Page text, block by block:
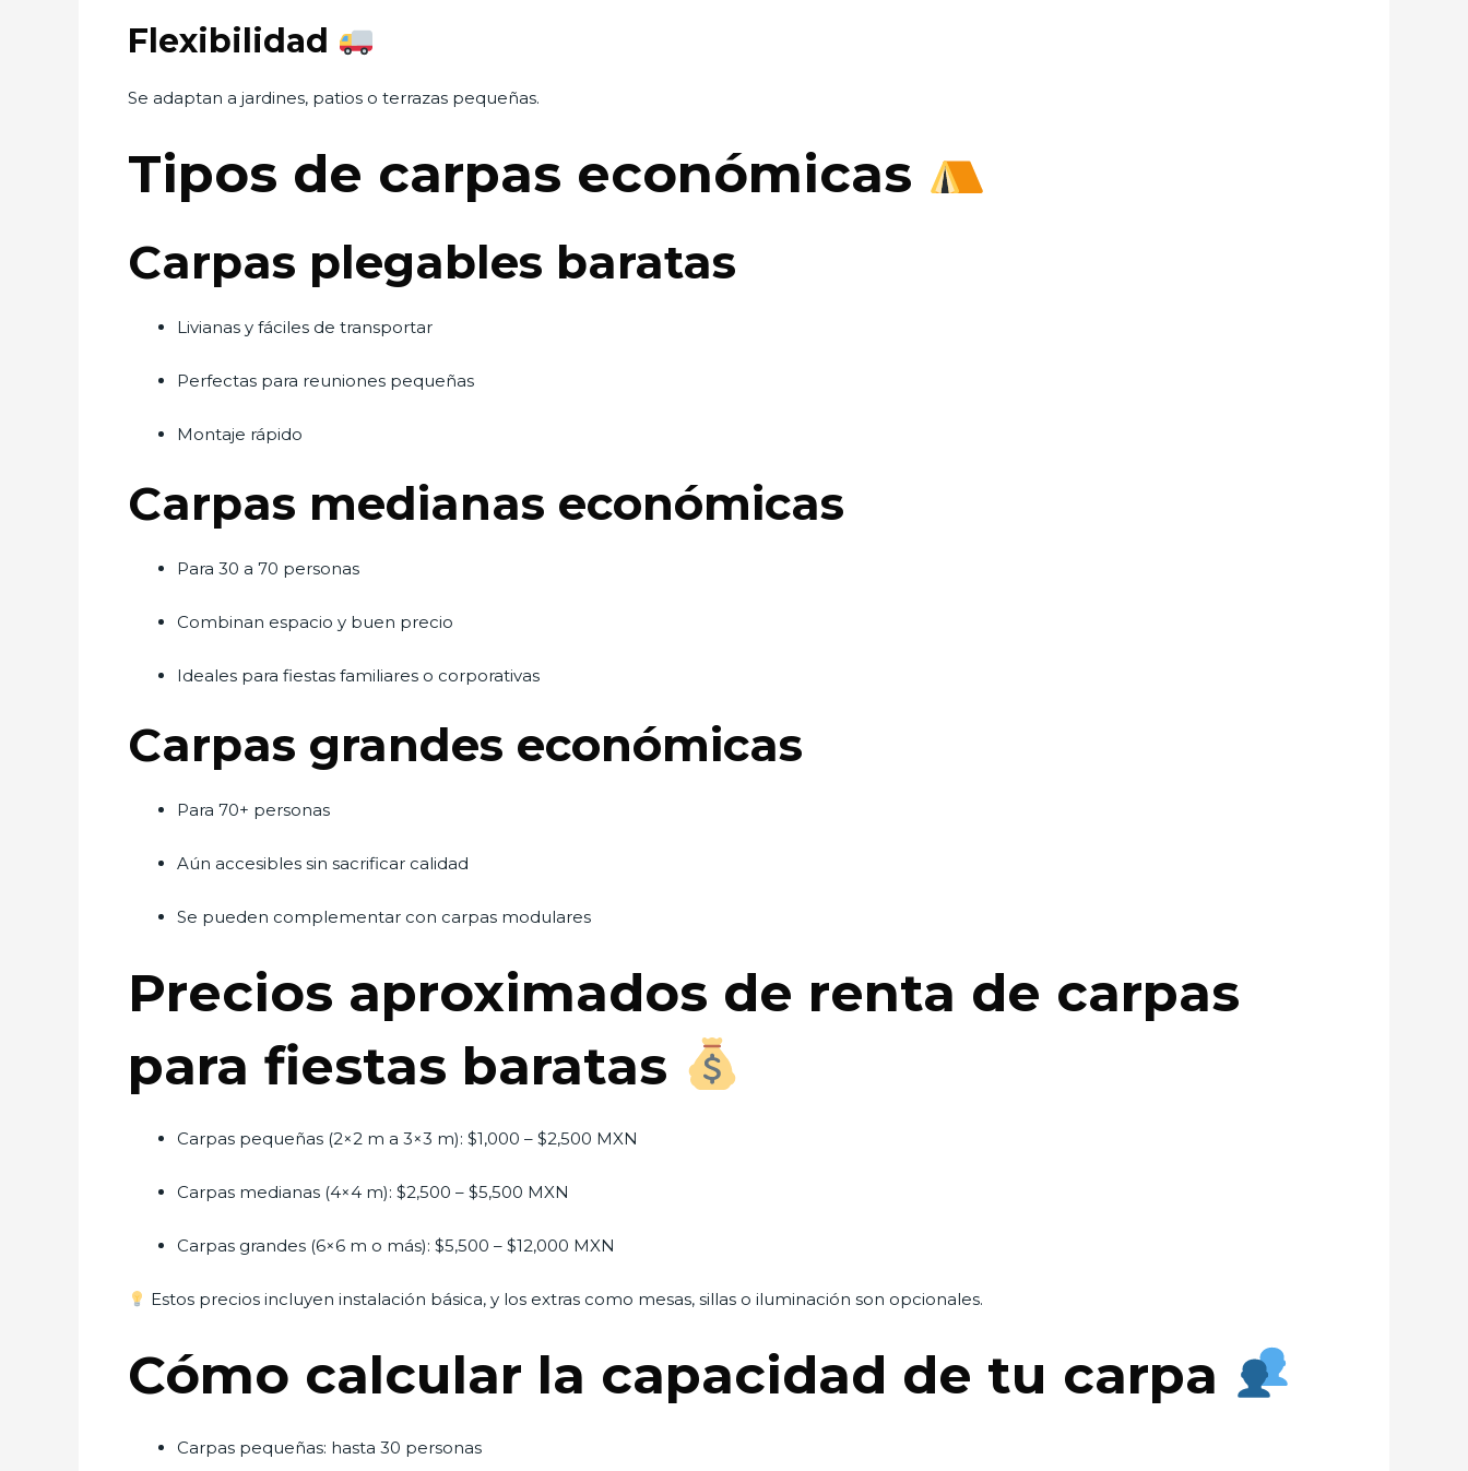
Flexibilidad
Se adaptan a jardines, patios o terrazas pequeñas.
Tipos de carpas económicas
Carpas plegables baratas
Livianas y fáciles de transportar
Perfectas para reuniones pequeñas
Montaje rápido
Carpas medianas económicas
Para 30 a 70 personas
Combinan espacio y buen precio
Ideales para fiestas familiares o corporativas
Carpas grandes económicas
Para 70+ personas
Aún accesibles sin sacrificar calidad
Se pueden complementar con carpas modulares
Precios aproximados de renta de carpas
para fiestas baratas
Carpas pequeñas (2×2 m a 3×3 m): $1,000 – $2,500 MXN
Carpas medianas (4×4 m): $2,500 – $5,500 MXN
Carpas grandes (6×6 m o más): $5,500 – $12,000 MXN
Estos precios incluyen instalación básica, y los extras como mesas, sillas o iluminación son opcionales.
Cómo calcular la capacidad de tu carpa
Carpas pequeñas: hasta 30 personas